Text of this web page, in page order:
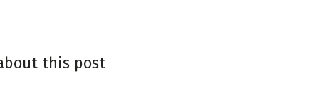
this post